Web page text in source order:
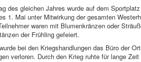
des gleichen Jahres wurde auf dem
1. Mai unter Mitwirkung der gesamten
waren mit Blumenkränzen oder
der Frühling gefeiert.
bei den Kriegshandlungen das Büro der
verloren. Durch den Krieg ruhte für lange